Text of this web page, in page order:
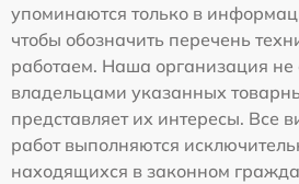
упоминаются только в
чтобы обозначить перечень
работаем. Наша организация
владельцами указанных
представляет их интересы. Все
работ выполняются
находящихся в законном